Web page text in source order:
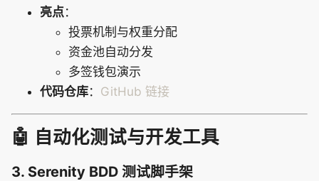
亮点：
投票机制与权重分配
资金池自动分发
多签钱包演示
代码仓库： GitHub 链接
🤖 自动化测试与开发工具
3. Serenity BDD 测试脚手架